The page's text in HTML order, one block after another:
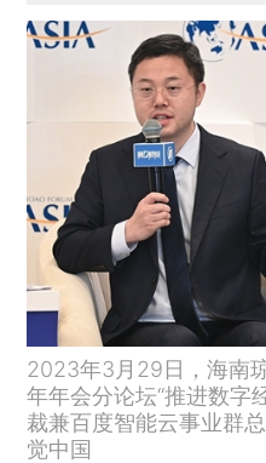
2023年3月29日，海南
年年会分论坛“推进数字
裁兼百度智能云事业群
觉中国